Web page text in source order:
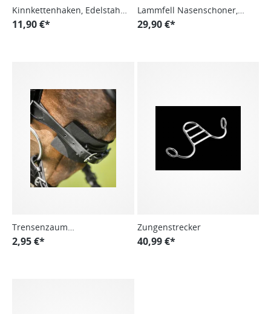
Kinnkettenhaken, Edelstahl,
flach
11,90 €*
Lammfell Nasenschoner,
Nasenbandbezug
29,90 €*
Trensenzaum
Unterlegpolster
2,95 €*
Zungenstrecker
40,99 €*